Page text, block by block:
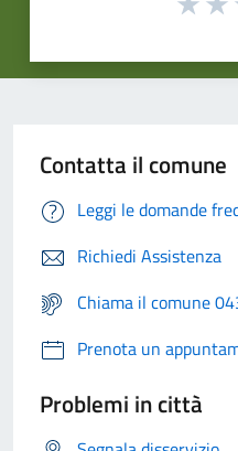
Contatta il comune
Leggi le domande
Richiedi Assistenza
Chiama il comune
Prenota un
Problemi in città